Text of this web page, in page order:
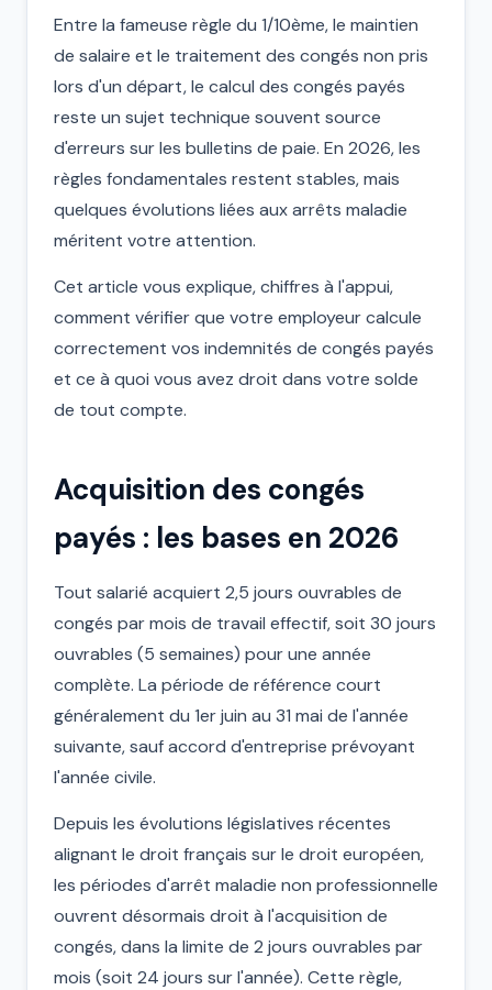
Entre la fameuse règle du 1/10ème, le maintien
de salaire et le traitement des congés non pris
lors d'un départ, le calcul des congés payés
reste un sujet technique souvent source
d'erreurs sur les bulletins de paie. En 2026, les
règles fondamentales restent stables, mais
quelques évolutions liées aux arrêts maladie
méritent votre attention.
Cet article vous explique, chiffres à l'appui,
comment vérifier que votre employeur calcule
correctement vos indemnités de congés payés
et ce à quoi vous avez droit dans votre solde
de tout compte.
Acquisition des congés
payés : les bases en 2026
Tout salarié acquiert 2,5 jours ouvrables de
congés par mois de travail effectif, soit 30 jours
ouvrables (5 semaines) pour une année
complète. La période de référence court
généralement du 1er juin au 31 mai de l'année
suivante, sauf accord d'entreprise prévoyant
l'année civile.
Depuis les évolutions législatives récentes
alignant le droit français sur le droit européen,
les périodes d'arrêt maladie non professionnelle
ouvrent désormais droit à l'acquisition de
congés, dans la limite de 2 jours ouvrables par
mois (soit 24 jours sur l'année). Cette règle,